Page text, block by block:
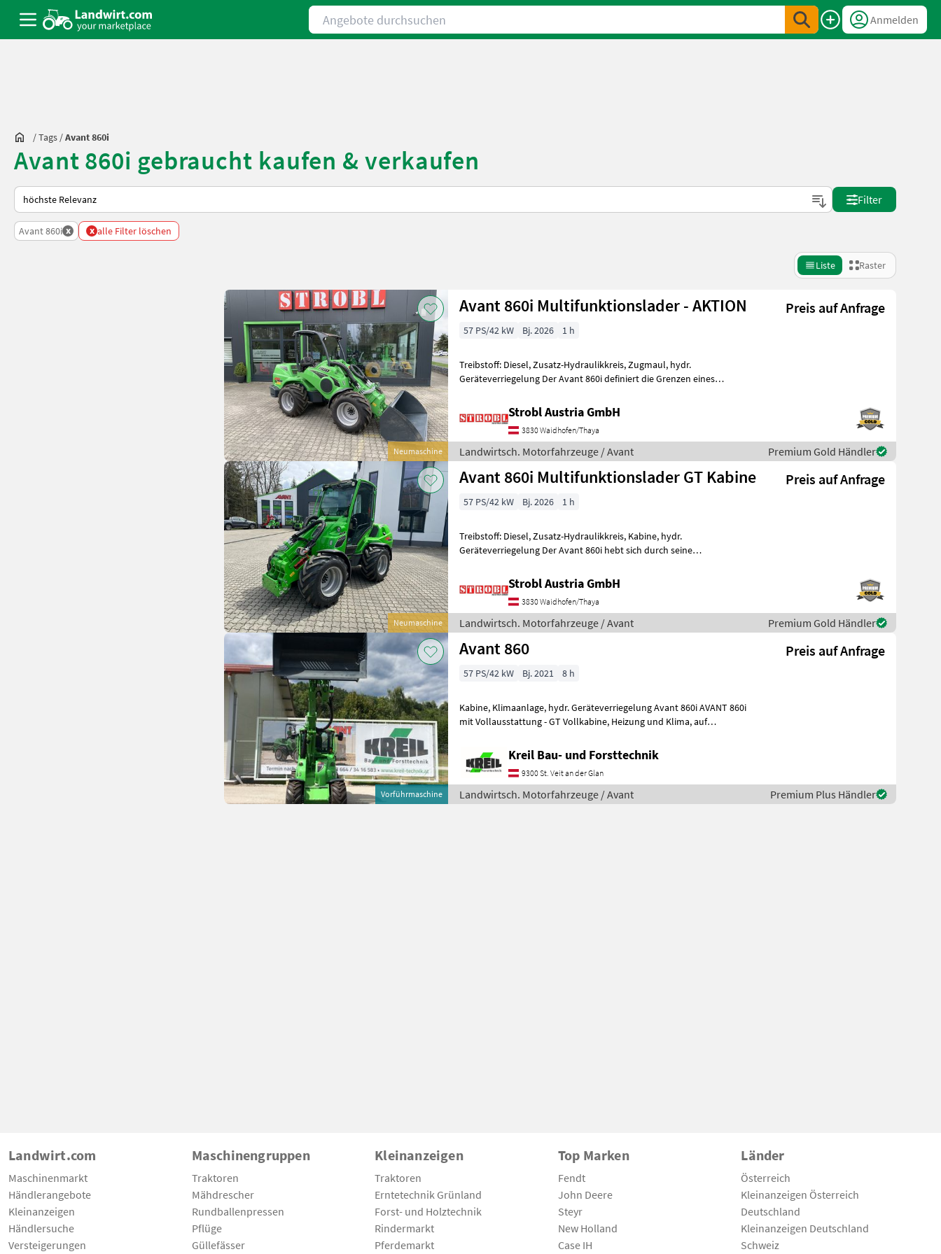
Angebote durchsuchen
Anmelden
/Tags /Avant 860i
Avant 860i gebraucht kaufen & verkaufen
So wird auf Landwirt.com sortiert
Filter
Avant 860i x x alle Filter löschen
Liste Raster
Neumaschine
Avant 860i Multifunktionslader - AKTION Preis auf Anfrage
57 PS/42 kW Bj. 2026 1 h
Treibstoff: Diesel, Zusatz-Hydraulikkreis, Zugmaul, hydr.
Geräteverriegelung Der Avant 860i definiert die Grenzen eines
Strobl Austria GmbH
3830 Waidhofen/Thaya
Landwirtsch. Motorfahrzeuge / Avant Premium Gold Händler
Neumaschine
Avant 860i Multifunktionslader GT Kabine Preis auf Anfrage
57 PS/42 kW Bj. 2026 1 h
Treibstoff: Diesel, Zusatz-Hydraulikkreis, Kabine, hydr.
Geräteverriegelung Der Avant 860i hebt sich durch seine
Strobl Austria GmbH
3830 Waidhofen/Thaya
Landwirtsch. Motorfahrzeuge / Avant Premium Gold Händler
Vorführmaschine
Avant 860 Preis auf Anfrage
57 PS/42 kW Bj. 2021 8 h
Kabine, Klimaanlage, hydr. Geräteverriegelung Avant 860i AVANT 860i
mit Vollausstattung - GT Vollkabine, Heizung und Klima, auf
Kreil Bau- und Forsttechnik
9300 St. Veit an der Glan
Landwirtsch. Motorfahrzeuge / Avant Premium Plus Händler
Landwirt.com
Maschinenmarkt
Händlerangebote
Kleinanzeigen
Händlersuche
Versteigerungen
Maschinengruppen
Traktoren
Mähdrescher
Rundballenpressen
Pflüge
Güllefässer
Kleinanzeigen
Traktoren
Erntetechnik Grünland
Forst- und Holztechnik
Rindermarkt
Pferdemarkt
Top Marken
Fendt
John Deere
Steyr
New Holland
Case IH
Länder
Österreich
Kleinanzeigen Österreich
Deutschland
Kleinanzeigen Deutschland
Schweiz